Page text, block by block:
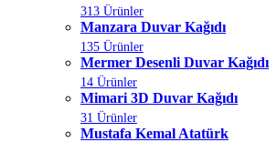
313 Ürünler
Manzara Duvar Kağıdı
135 Ürünler
Mermer Desenli Duvar Kağıdı
14 Ürünler
Mimari 3D Duvar Kağıdı
31 Ürünler
Mustafa Kemal Atatürk